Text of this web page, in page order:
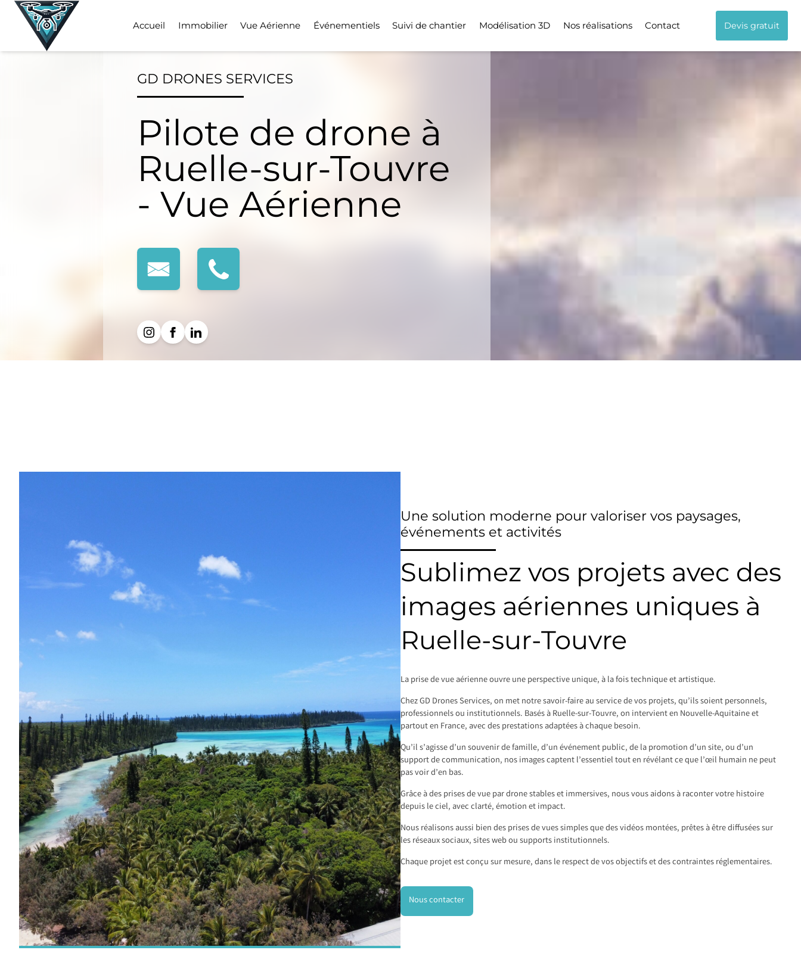
Skip
Accueil Immobilier Vue Aérienne Événementiels Suivi de chantier Modélisation 3D Nos réalisations Contact Devis gratuit
GD DRONES SERVICES
Pilote de drone à
Ruelle-sur-Touvre
- Vue Aérienne
Une solution moderne pour valoriser vos paysages,
événements et activités
Sublimez vos projets avec des
images aériennes uniques à
Ruelle-sur-Touvre
La prise de vue aérienne ouvre une perspective unique, à la fois technique et artistique.
Chez GD Drones Services, on met notre savoir-faire au service de vos projets, qu’ils soient personnels,
professionnels ou institutionnels. Basés à Ruelle-sur-Touvre, on intervient en Nouvelle-Aquitaine et
partout en France, avec des prestations adaptées à chaque besoin.
Qu’il s’agisse d’un souvenir de famille, d’un événement public, de la promotion d’un site, ou d’un
support de communication, nos images captent l’essentiel tout en révélant ce que l’œil humain ne peut
pas voir d’en bas.
Grâce à des prises de vue par drone stables et immersives, nous vous aidons à raconter votre histoire
depuis le ciel, avec clarté, émotion et impact.
Nous réalisons aussi bien des prises de vues simples que des vidéos montées, prêtes à être diffusées sur
les réseaux sociaux, sites web ou supports institutionnels.
Chaque projet est conçu sur mesure, dans le respect de vos objectifs et des contraintes réglementaires.
Nous contacter